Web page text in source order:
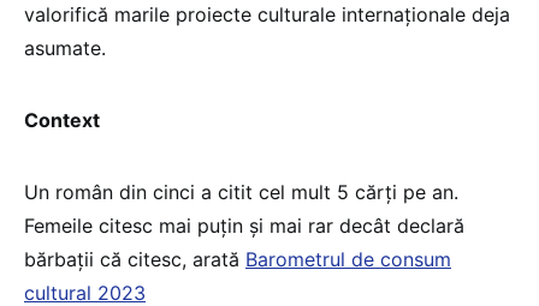
valorifică marile proiecte culturale internaționale deja
asumate.
Context
Un român din cinci a citit cel mult 5 cărți pe an.
Femeile citesc mai puțin și mai rar decât declară
bărbații că citesc, arată Barometrul de consum
cultural 2023